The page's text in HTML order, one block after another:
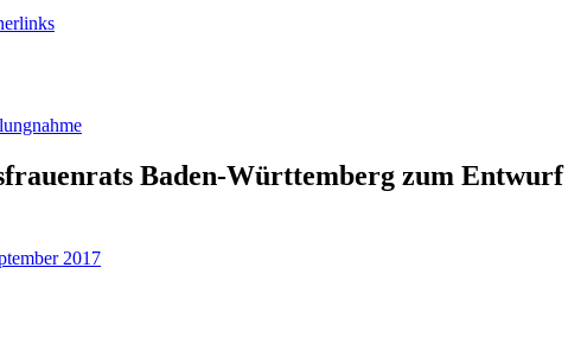
Baden-Württemberg zum
2017